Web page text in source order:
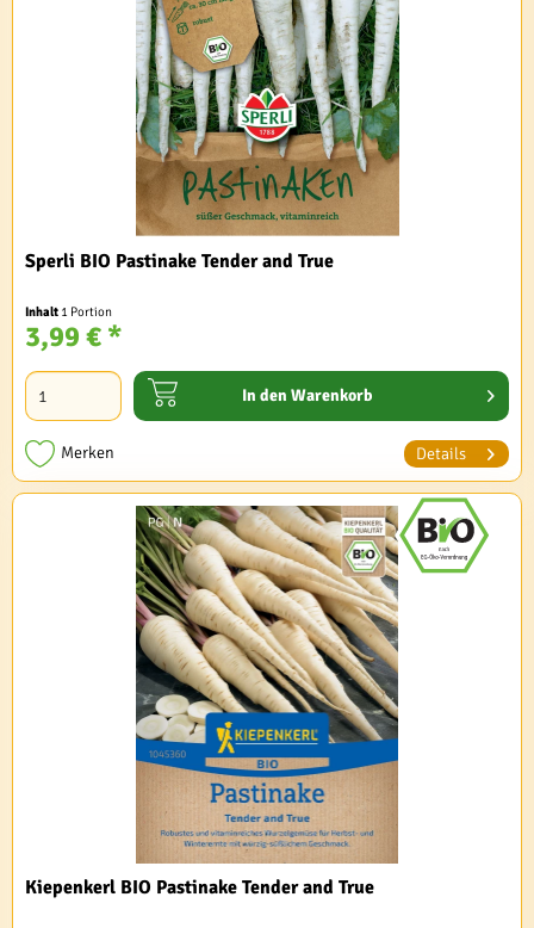
Sperli BIO Pastinake Tender and True
Inhalt 1 Portion
3,99 € *
In den Warenkorb
Merken Details
Kiepenkerl BIO Pastinake Tender and True